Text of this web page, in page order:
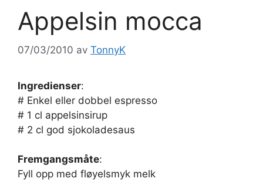
Appelsin mocca
07/03/2010 av TonnyK
Ingredienser:
# Enkel eller dobbel espresso
# 1 cl appelsinsirup
# 2 cl god sjokoladesaus
Fremgangsmåte:
Fyll opp med fløyelsmyk melk